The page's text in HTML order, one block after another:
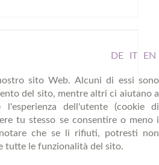
DE IT EN
sito Web. Alcuni di essi sono
del sito, mentre altri ci aiutano a
dell'utente (cookie di
tu stesso se consentire o meno i
che se li rifiuti, potresti non
tutte le funzionalità del sito.